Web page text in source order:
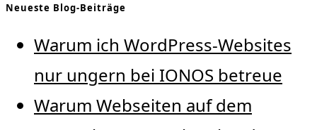
Neueste Blog-Beiträge
Warum ich WordPress-Websites
nur ungern bei IONOS betreue
Warum Webseiten auf dem